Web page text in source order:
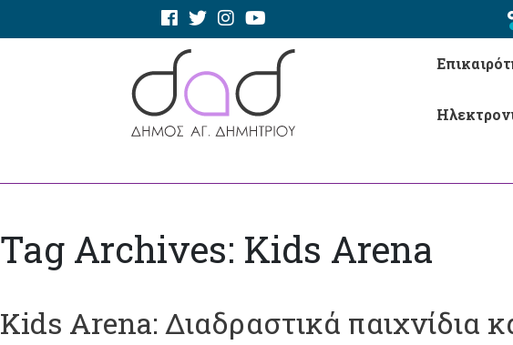
Tag Archives: Kids Arena
Kids Arena: Διαδραστικά παιχνίδια